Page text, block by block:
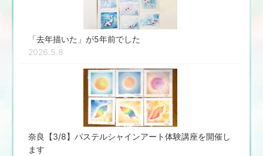
「去年描いた」が5年前でした
2026.5.8
奈良【3/8】パステルシャインアート体験講座を開催し
ます